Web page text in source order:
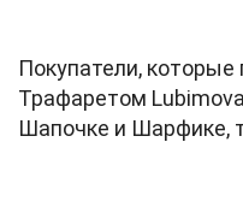
Покупатели,
Трафаретом
Шапочке и Шарфике,